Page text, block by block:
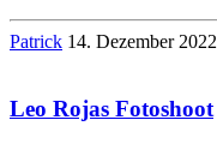
Patrick 14. Dezember 2022
Leo Rojas Fotoshoot